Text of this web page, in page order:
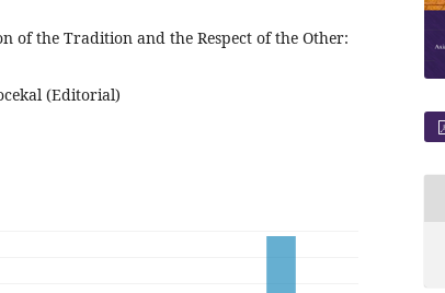
of the Tradition and the Respect of the Other:
(Editorial)